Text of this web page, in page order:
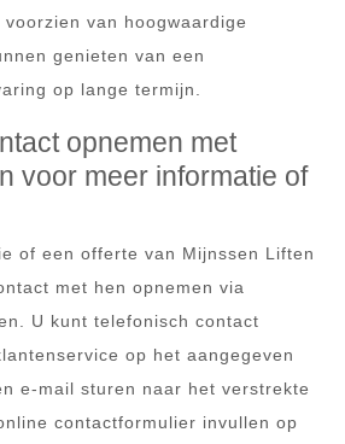
van hoogwaardige
genieten van een
op lange termijn.
opnemen met
voor meer informatie of
of een offerte van Mijnssen Liften
met hen opnemen via
U kunt telefonisch contact
op het aangegeven
e-mail sturen naar het verstrekte
contactformulier invullen op